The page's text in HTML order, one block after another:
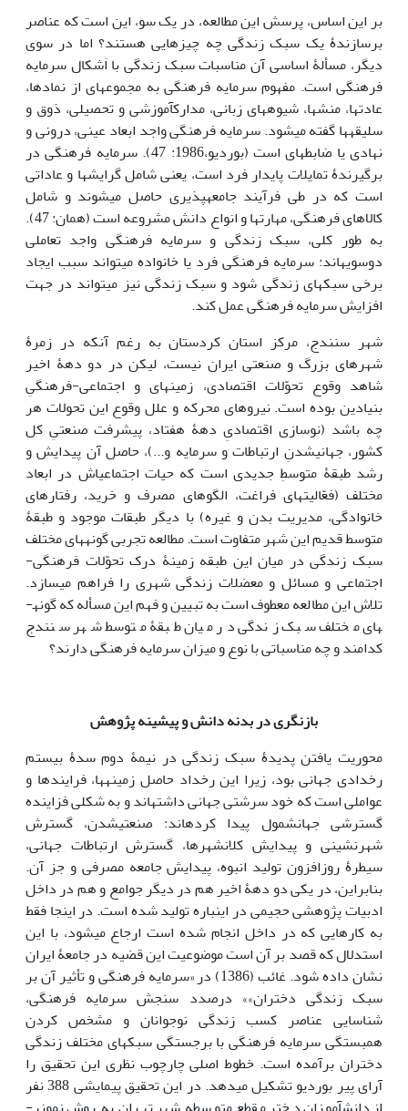
بر این اساس، پرسش این مطالعه، در یک سو، این است که عناصر
برسازندۀ یک سبک زندگی چه چیزهایی هستند؟ اما در سوی
دیگر، مسألۀ اساسی آن مناسبات سبک­ زندگی با اَشکال سرمایه
فرهنگی است. مفهوم سرمایه فرهنگی به مجموعه­ای از نمادها،
عادت­ها، منش­ها، شیوه­های زبانی، مدارک­آموزشی و تحصیلی، ذوق و
سلیقه­ها گفته می­شود. سرمایه فرهنگی واجد ابعاد عینی، درونی و
نهادی یا ضابطه­ای است (بوردیو،1986: 47). سرمایه فرهنگی در
برگیرندۀ تمایلات پایدار فرد است، یعنی شامل گرایش­ها و عاداتی
است که در طی فرآیند جامعه­پذیری حاصل می­شوند و شامل
کالاهای فرهنگی، مهارت­ها و انواع دانش مشروعه است (همان: 47).
به طور کلی، سبک زندگی و سرمایه فرهنگی واجد تعاملی
دوسویه­اند: سرمایه فرهنگی فرد یا خانواده می­تواند سبب ایجاد
برخی سبک­های زندگی شود و سبک زندگی نیز می­تواند در جهت
افزایش سرمایه فرهنگی عمل کند.
شهر سنندج، مرکز استان کردستان به رغم آنکه در زمرۀ
شهرهای بزرگ و صنعتی ایران نیست، لیکن در دو دهۀ اخیر
شاهد وقوع تحوّلات اقتصادی، زمینه­ای و اجتماعی-فرهنگیِ
بنیادین بوده است. نیروهای محرکه و علل وقوع این تحولات هر
چه باشد (نوسازی اقتصادیِ دهۀ هفتاد، پیشرفت صنعتیِ کل
کشور، جهانی­شدنِ ارتباطات و سرمایه و...)، حاصل آن پیدایش و
رشد طبقۀ متوسطِ جدیدی است که حیات اجتماعی­اش در ابعاد
مختلف (فعّالیت­های فراغت، الگوهای مصرف و خرید، رفتارهای
خانوادگی، مدیریت بدن و غیره) با دیگر طبقات موجود و طبقۀ
متوسط قدیم این شهر متفاوت است. مطالعه تجربی گونه­های مختلف
سبک زندگی در میان این طبقه زمینۀ درک تحوّلات فرهنگی-
اجتماعی و مسائل و معضلات زندگی شهری را فراهم می­سازد.
تلاش این مطالعه معطوف است به تبیین و فهم این مسأله که گونه­
های مختلف سبک زندگی در میان طبقۀ متوسط شهر سنندج
کدامند و چه مناسباتی با نوع و میزان سرمایه فرهنگی دارند؟
بازنگری در بدنه دانش و پیشینه پژوهش
محوریت یافتن پدیدۀ سبک زندگی در نیمۀ دوم سدۀ بیستم
رخدادی جهانی بود، زیرا این رخداد حاصل زمینه­ها، فرایندها و
عواملی است که خود سرشتی جهانی داشته­اند و به شکلی فزاینده
گسترشی جهان­شمول پیدا کرده­اند: صنعتی­شدن، گسترش
شهرنشینی و پیدایش کلان­شهرها، گسترش ارتباطات جهانی،
سیطرۀ روزافزون تولید انبوه، پیدایش جامعه مصرفی و جز آن.
بنابراین، در یکی دو دهۀ اخیر هم در دیگر جوامع و هم در داخل
ادبیات پژوهشی حجیمی در این­باره تولید شده است. در اینجا فقط
به کارهایی که در داخل انجام شده است ارجاع می­شود، با این
استدلال که قصد بر آن است موضوعیت این قضیه در جامعۀ ایران
نشان داده شود. غائب (1386) در «سرمایه فرهنگی و تأثیر آن بر
سبک زندگی دختران»» درصدد سنجش سرمایه فرهنگی،
شناسایی عناصر کسب زندگی نوجوانان و مشخص کردن
همبستگی سرمایه فرهنگی با برجستگی سبک­های مختلف زندگی
دختران برآمده است. خطوط اصلی چارچوب نظری این تحقیق را
آرای پیر بوردیو تشکیل می­دهد. در این تحقیق پیمایشی 388 نفر